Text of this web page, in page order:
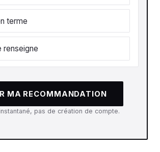
terme
renseigne
MA RECOMMANDATION
pas de création de compte.